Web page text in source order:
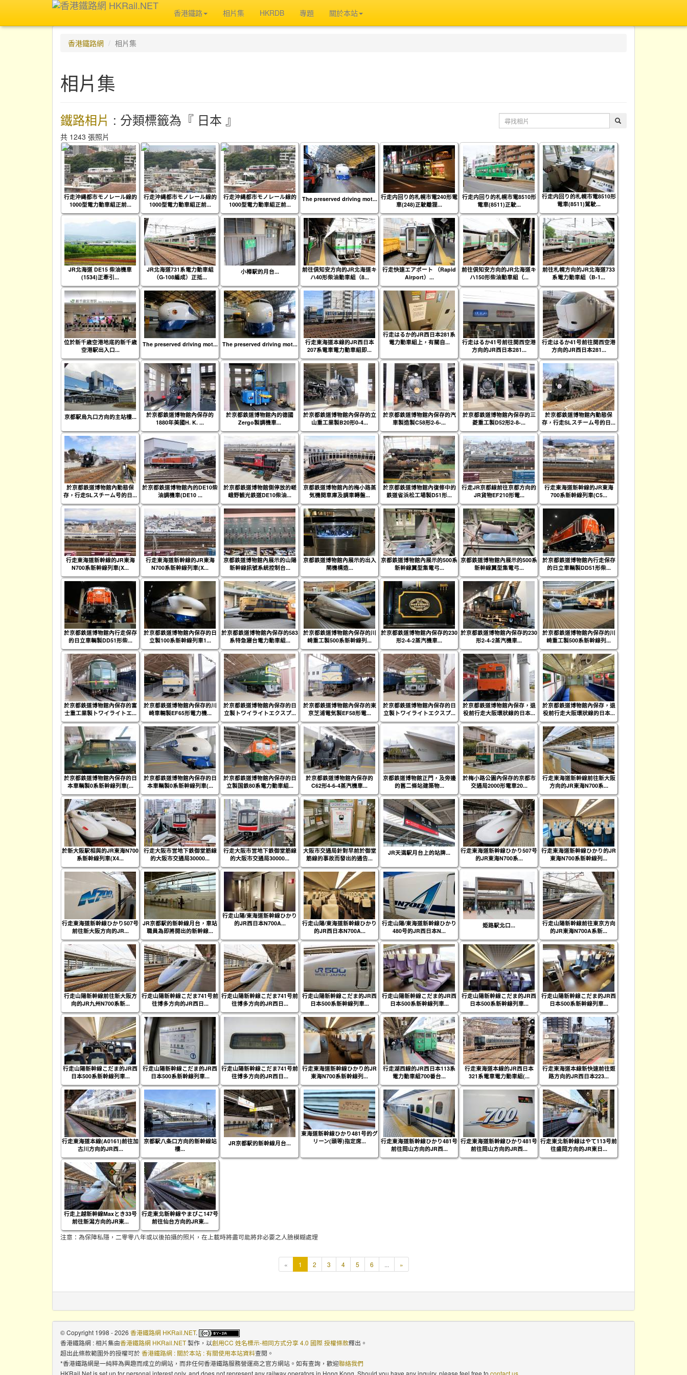
香港鐵路 相片集 HKRDB 專題 關於本站
香港鐵路網 相片集
相片集
鐵路相片 : 分類標籤為『 日本 』
共 1243 張照片
行走沖縄都市モノレール線的
1000型電力動車組正前...
行走沖縄都市モノレール線的
1000型電力動車組正前...
行走沖縄都市モノレール線的
1000型電力動車組正前...
The preserved driving mot... 行走内回り的札幌市電240形電
車(248)正駛離狸...
行走内回り的札幌市電8510形
電車(8511)正駛...
行走内回り的札幌市電8510形
電車(8511)駕駛...
JR北海道 DE15 柴油機車
(1534)正牽引...
JR北海道731系電力動車組
（G-108編成）正抵...
小樽駅的月台...
前往倶知安方向的JR北海道キ
ハ40形柴油動車組（8...
行走快速エアポート （Rapid
Airport）...
前往倶知安方向的JR北海道キ
ハ150形柴油動車組（...
前往札幌方向的JR北海道733
系電力動車組（B-1...
位於新千歳空港地底的新千歳
空港駅出入口...
The preserved driving mot... The preserved driving mot...
行走東海道本線的JR西日本
207系電車電力動車組即...
行走はるか的JR西日本281系
電力動車組上，有關自...
行走はるか41号前往関西空港
方向的JR西日本281...
行走はるか41号前往関西空港
方向的JR西日本281...
京都駅烏丸口方向的主站樓...
於京都鉄道博物館內保存的
1880年美國H. K. ...
於京都鉄道博物館內的德國
Zergo製調機車...
於京都鉄道博物館內保存的立
山重工業製B20形0-4...
於京都鉄道博物館內保存的汽
車製造製C58形2-6-...
於京都鉄道博物館內保存的三
菱重工製D52形2-8-...
於京都鉄道博物館內動態保
存，行走SLスチーム号的日...
於京都鉄道博物館內動態保
存，行走SLスチーム号的日...
於京都鉄道博物館內的DE10柴
油調機車(DE10 ...
於京都鉄道博物館側停放的嵯
峨野観光鉄道DE10柴油...
京都鉄道博物館內的梅小路蒸
気機関車庫及調車轉盤...
於京都鉄道博物館內復修中的
鉄道省浜松工場製D51形...
行走JR京都線前往京都方向的
JR貨物EF210形電...
行走東海道新幹線的JR東海
700系新幹線列車(C5...
行走東海道新幹線的JR東海
N700系新幹線列車(X...
行走東海道新幹線的JR東海
N700系新幹線列車(X...
京都鉄道博物館內展示的山陽
新幹線訊號系統控制台...
京都鉄道博物館內展示的出入
閘機構造...
京都鉄道博物館內展示的500系
新幹線翼型集電弓...
京都鉄道博物館內展示的500系
新幹線翼型集電弓...
於京都鉄道博物館內行走保存
的日立車輌製DD51形柴...
於京都鉄道博物館內行走保存
的日立車輌製DD51形柴...
於京都鉄道博物館內保存的日
立製100系新幹線列車1...
於京都鉄道博物館內保存的583
系特急寢台電力動車組...
於京都鉄道博物館內保存的川
崎重工製500系新幹線列...
於京都鉄道博物館內保存的230
形2-4-2蒸汽機車...
於京都鉄道博物館內保存的230
形2-4-2蒸汽機車...
於京都鉄道博物館內保存的川
崎重工製500系新幹線列...
於京都鉄道博物館內保存的富
士重工業製トワイライトエ...
於京都鉄道博物館內保存的川
崎車輛製EF65形電力機...
於京都鉄道博物館內保存的日
立製トワイライトエクスプ...
於京都鉄道博物館內保存的東
京芝浦電気製EF58形電...
於京都鉄道博物館內保存的日
立製トワイライトエクスプ...
於京都鉄道博物館內保存，退
役前行走大阪環狀線的日本...
於京都鉄道博物館內保存，退
役前行走大阪環狀線的日本...
於京都鉄道博物館內保存的日
本車輌製0系新幹線列車(...
於京都鉄道博物館內保存的日
本車輌製0系新幹線列車(...
於京都鉄道博物館內保存的日
立製国鉄80系電力動車組...
於京都鉄道博物館內保存的
C62形4-6-4蒸汽機車...
京都鉄道博物館正門，及旁邊
的舊二條站建築物...
於梅小路公園內保存的京都市
交通局2000形電車20...
行走東海道新幹線前往新大阪
方向的JR東海N700系...
於新大阪駅相與的JR東海N700
系新幹線列車(X4...
行走大阪市営地下鉄御堂筋線
的大阪市交通局30000...
行走大阪市営地下鉄御堂筋線
的大阪市交通局30000...
大阪市交通局針對早前於御堂
筋線的事故而發出的通告...
JR天満駅月台上的站牌...
行走東海道新幹線ひかり507号
的JR東海N700系...
行走東海道新幹線ひかり的JR
東海N700系新幹線列...
行走東海道新幹線ひかり507号
前往新大阪方向的JR...
JR京都駅的新幹線月台，車站
職員為即將開出的新幹線...
行走山陽/東海道新幹線ひかり
的JR西日本N700A...
行走山陽/東海道新幹線ひかり
的JR西日本N700A...
行走山陽/東海道新幹線ひかり
480号的JR西日本N...
姫路駅北口...
行走山陽新幹線前往東京方向
的JR東海N700A系新...
行走山陽新幹線前往新大阪方
向的JR九州N700系新...
行走山陽新幹線こだま741号前
往博多方向的JR西日...
行走山陽新幹線こだま741号前
往博多方向的JR西日...
行走山陽新幹線こだま的JR西
日本500系新幹線列車...
行走山陽新幹線こだま的JR西
日本500系新幹線列車...
行走山陽新幹線こだま的JR西
日本500系新幹線列車...
行走山陽新幹線こだま的JR西
日本500系新幹線列車...
行走山陽新幹線こだま的JR西
日本500系新幹線列車...
行走山陽新幹線こだま的JR西
日本500系新幹線列車...
行走山陽新幹線こだま741号前
往博多方向的JR西日...
行走東海道新幹線ひかり的JR
東海N700系新幹線列...
行走湖西線的JR西日本113系
電力動車組700番台...
行走東海道本線的JR西日本
321系電車電力動車組(...
行走東海道本線新快速前往姬
路方向的JR西日本223...
行走東海道本線(A0161)前往加
古川方向的JR西...
京都駅八条口方向的新幹線站
樓...
JR京都駅的新幹線月台...
東海道新幹線ひかり481号的グ
リーン(頭等)指定席...
行走東海道新幹線ひかり481号
前往岡山方向的JR西...
行走東海道新幹線ひかり481号
前往岡山方向的JR西...
行走東北新幹線はやて113号前
往盛岡方向的JR東日...
行走上越新幹線Maxとき33号
前往新潟方向的JR東...
行走東北新幹線やまびこ147号
前往仙台方向的JR東...
注意：為保障私隱，二零零八年或以後拍攝的照片，在上載時將盡可能將非必要之人臉模糊處理
« 1
頁
2 3 4 5 6 ... »
© Copyright 1998 - 2026 香港鐵路網 HKRail.NET.
香港鐵路網 : 相片集由香港鐵路網 HKRail.NET製作，以創用CC 姓名標示-相同方式分享 4.0 國際 授權條款釋出。
超出此條款範圍外的授權可於香港鐵路網 : 關於本站 : 有關使用本站資料查閱。
*香港鐵路網是一純粹為興趣而成立的網站，而非任何香港鐵路服務營運商之官方網站。如有查詢，歡迎聯絡我們